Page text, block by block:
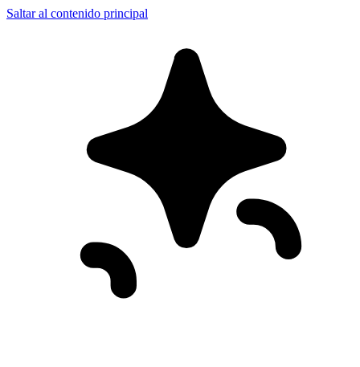
Saltar al contenido principal